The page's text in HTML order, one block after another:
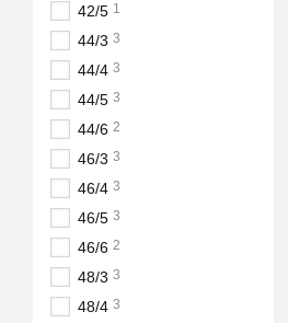
42/5 1
44/3 3
44/4 3
44/5 3
44/6 2
46/3 3
46/4 3
46/5 3
46/6 2
48/3 3
48/4 3